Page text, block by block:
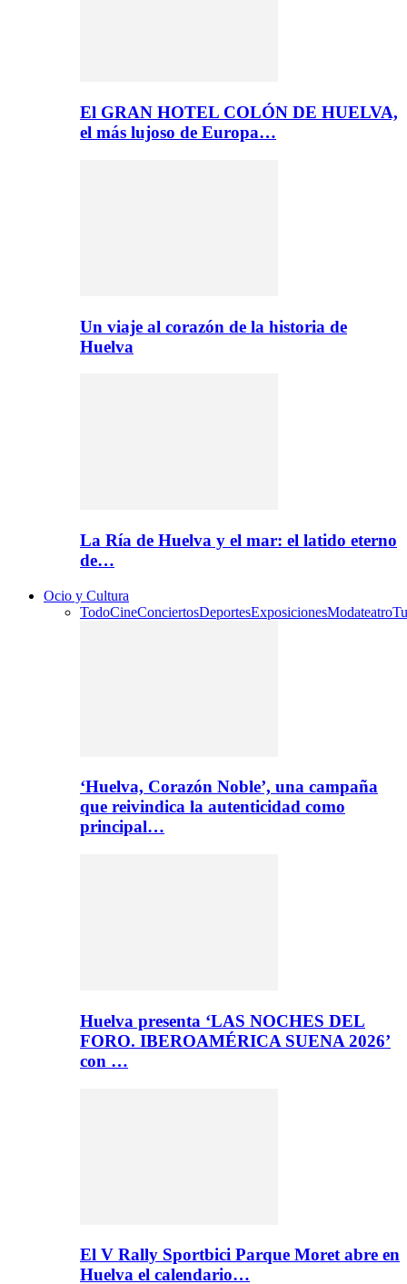
El GRAN HOTEL COLÓN DE HUELVA,
el más lujoso de Europa…
Un viaje al corazón de la historia de
Huelva
La Ría de Huelva y el mar: el latido eterno
de…
Ocio y Cultura
TodoCineConciertosDeportesExposicionesModateatro
‘Huelva, Corazón Noble’, una campaña
que reivindica la autenticidad como
principal…
Huelva presenta ‘LAS NOCHES DEL
FORO. IBEROAMÉRICA SUENA 2026’
con …
El V Rally Sportbici Parque Moret abre en
Huelva el calendario…